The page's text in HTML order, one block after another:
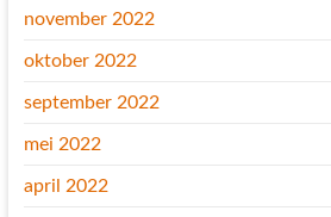
november 2022
oktober 2022
september 2022
mei 2022
april 2022